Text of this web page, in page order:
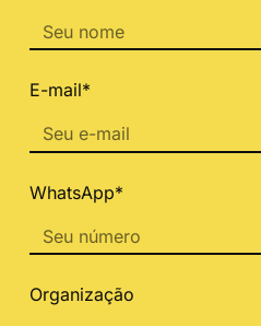
E-mail*
WhatsApp*
Organização